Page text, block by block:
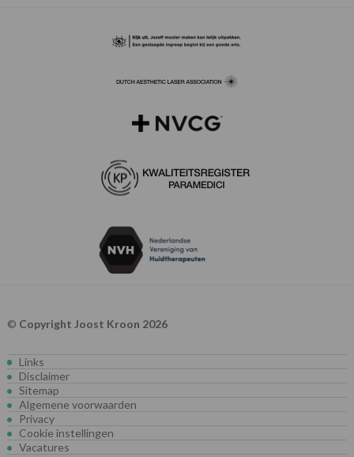
© Copyright Joost Kroon 2026
Links
Disclaimer
Sitemap
Algemene voorwaarden
Privacy
Cookie instellingen
Vacatures